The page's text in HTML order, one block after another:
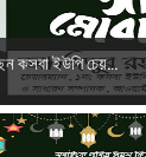
কসবা ইউপি চেয়...